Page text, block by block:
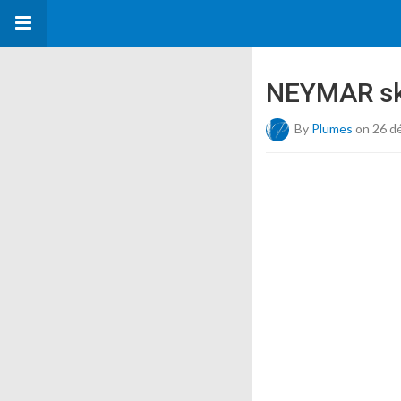
NEYMAR
By Plumes on 26